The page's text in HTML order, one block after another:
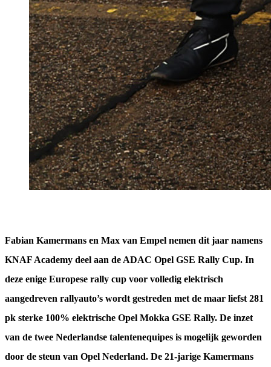
Fabian Kamermans en Max van Empel nemen dit jaar namens
KNAF Academy deel aan de ADAC Opel GSE Rally Cup. In
deze enige Europese rally cup voor volledig elektrisch
aangedreven rallyauto’s wordt gestreden met de maar liefst 281
pk sterke 100% elektrische Opel Mokka GSE Rally. De inzet
van de twee Nederlandse talentenequipes is mogelijk geworden
door de steun van Opel Nederland. De 21-jarige Kamermans